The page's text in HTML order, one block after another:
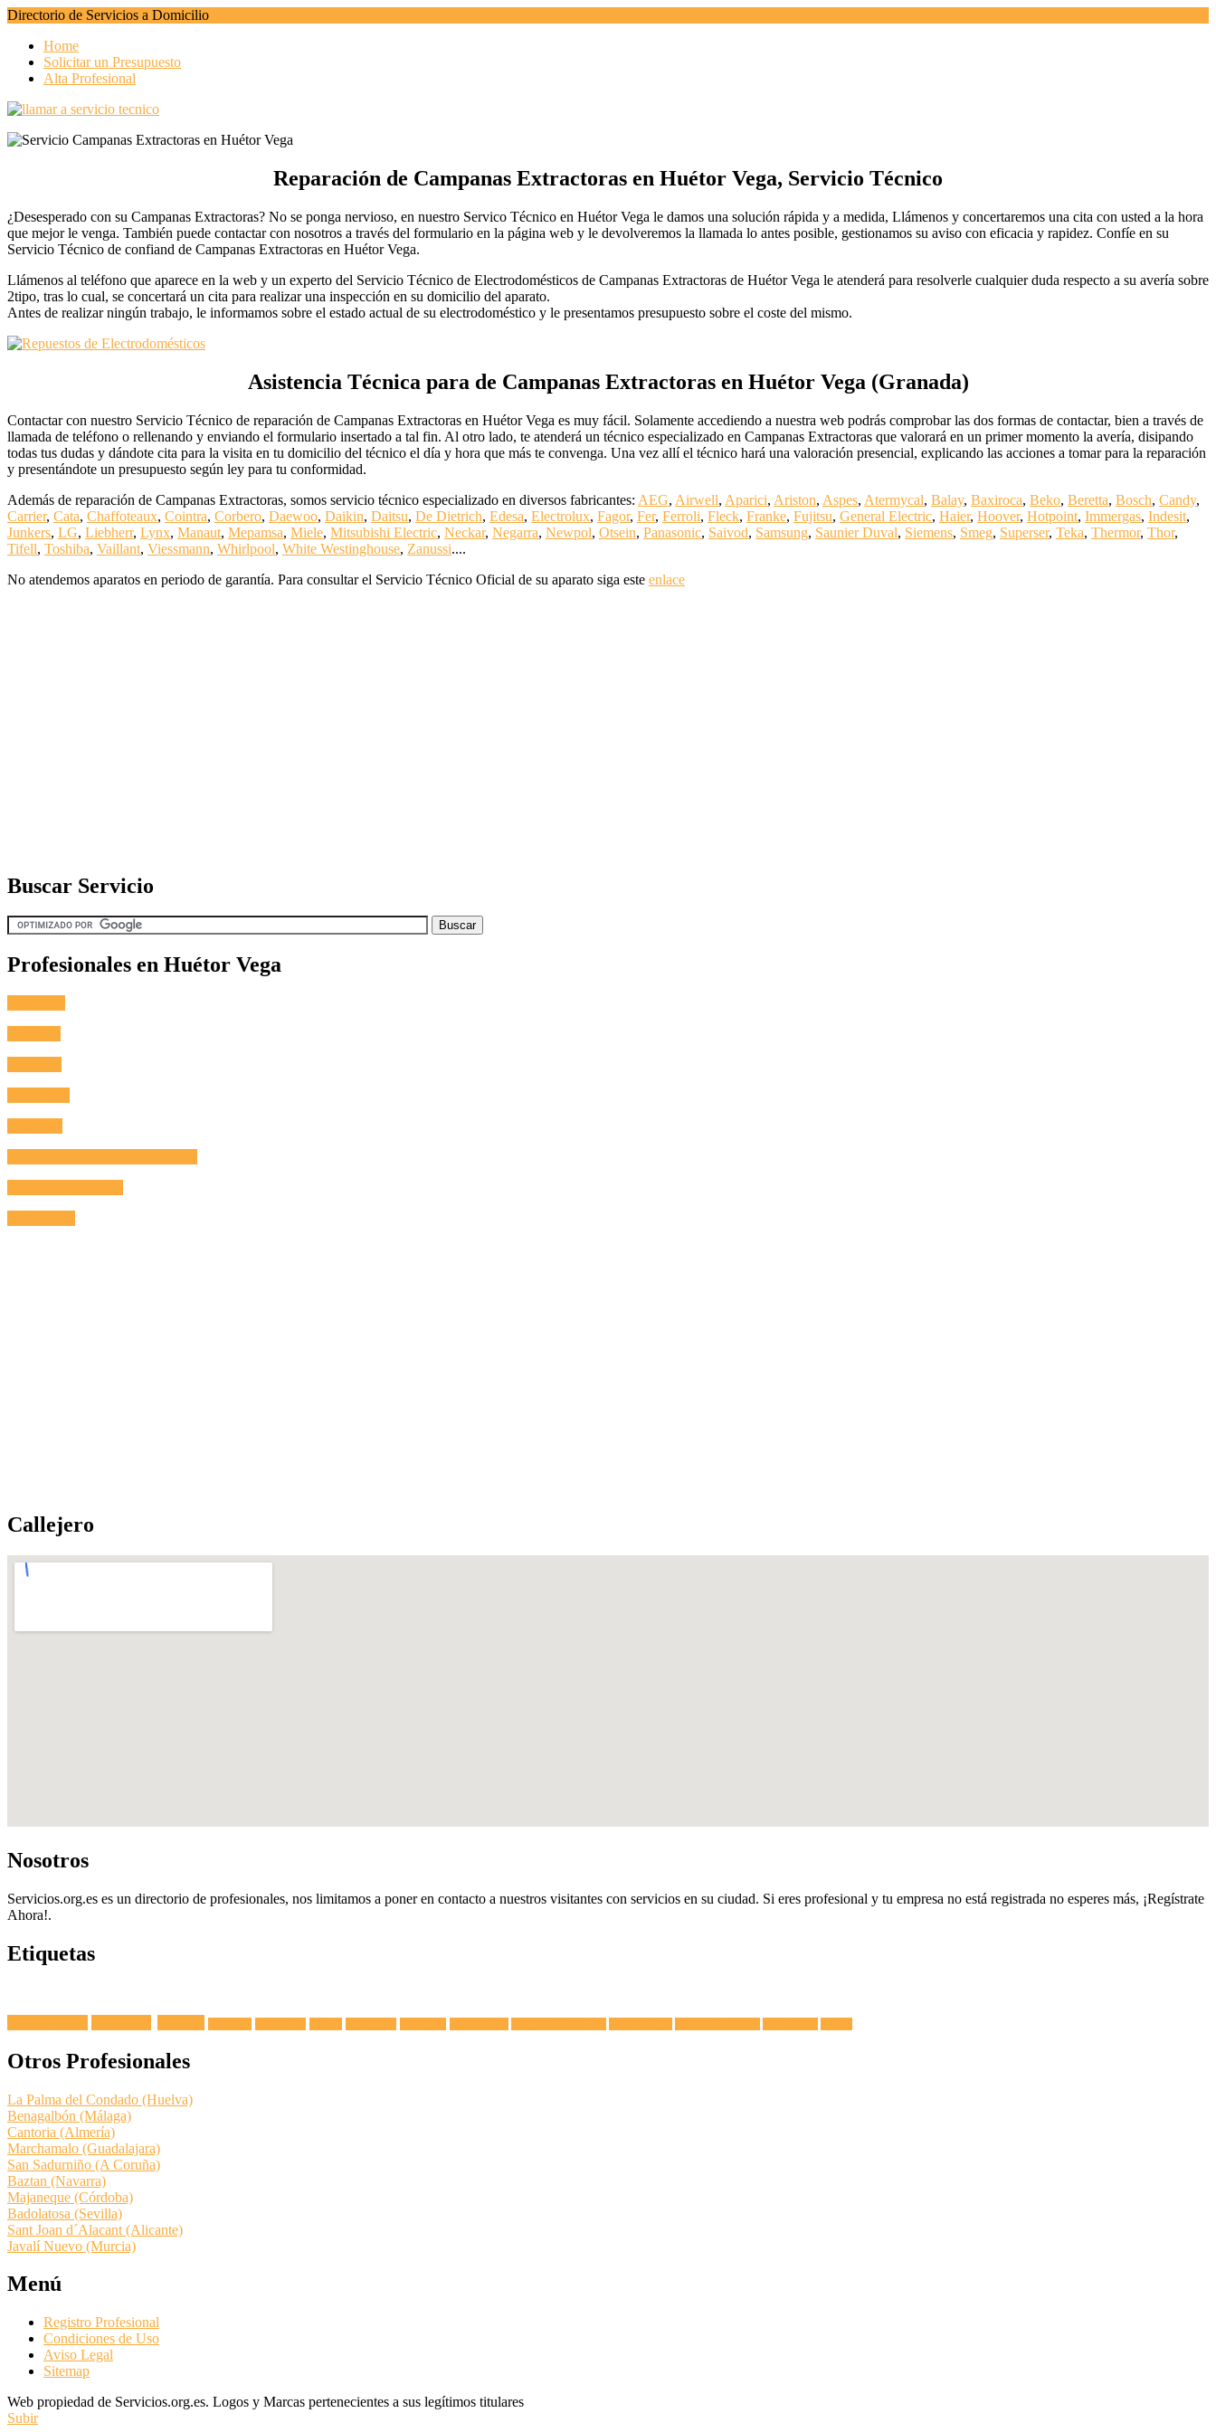
Directorio de Servicios a Domicilio
Home
Solicitar un Presupuesto
Alta Profesional
Reparación de Campanas Extractoras en Huétor Vega, Servicio Técnico
¿Desesperado con su Campanas Extractoras? No se ponga nervioso, en nuestro Servico Técnico en Huétor Vega le damos una solución rápida y a medida, Llámenos y concertaremos una cita con usted a la hora
que mejor le venga. También puede contactar con nosotros a través del formulario en la página web y le devolveremos la llamada lo antes posible, gestionamos su aviso con eficacia y rapidez. Confíe en su
Servicio Técnico de confiand de Campanas Extractoras en Huétor Vega.
Llámenos al teléfono que aparece en la web y un experto del Servicio Técnico de Electrodomésticos de Campanas Extractoras de Huétor Vega le atenderá para resolverle cualquier duda respecto a su avería sobre
2tipo, tras lo cual, se concertará un cita para realizar una inspección en su domicilio del aparato.
Antes de realizar ningún trabajo, le informamos sobre el estado actual de su electrodoméstico y le presentamos presupuesto sobre el coste del mismo.
Asistencia Técnica para de Campanas Extractoras en Huétor Vega (Granada)
Contactar con nuestro Servicio Técnico de reparación de Campanas Extractoras en Huétor Vega es muy fácil. Solamente accediendo a nuestra web podrás comprobar las dos formas de contactar, bien a través de
llamada de teléfono o rellenando y enviando el formulario insertado a tal fin. Al otro lado, te atenderá un técnico especializado en Campanas Extractoras que valorará en un primer momento la avería, disipando
todas tus dudas y dándote cita para la visita en tu domicilio del técnico el día y hora que más te convenga. Una vez allí el técnico hará una valoración presencial, explicando las acciones a tomar para la reparación
y presentándote un presupuesto según ley para tu conformidad.
Además de reparación de Campanas Extractoras, somos servicio técnico especializado en diversos fabricantes: AEG, Airwell, Aparici, Ariston, Aspes, Atermycal, Balay, Baxiroca, Beko, Beretta, Bosch, Candy,
Carrier, Cata, Chaffoteaux, Cointra, Corbero, Daewoo, Daikin, Daitsu, De Dietrich, Edesa, Electrolux, Fagor, Fer, Ferroli, Fleck, Franke, Fujitsu, General Electric, Haier, Hoover, Hotpoint, Immergas, Indesit,
Junkers, LG, Liebherr, Lynx, Manaut, Mepamsa, Miele, Mitsubishi Electric, Neckar, Negarra, Newpol, Otsein, Panasonic, Saivod, Samsung, Saunier Duval, Siemens, Smeg, Superser, Teka, Thermor, Thor,
Tifell, Toshiba, Vaillant, Viessmann, Whirlpool, White Westinghouse, Zanussi....
No atendemos aparatos en periodo de garantía. Para consultar el Servicio Técnico Oficial de su aparato siga este enlace
Buscar Servicio
Profesionales en Huétor Vega
Callejero
Nosotros
Servicios.org.es es un directorio de profesionales, nos limitamos a poner en contacto a nuestros visitantes con servicios en su ciudad. Si eres profesional y tu empresa no está registrada no esperes más, ¡Regístrate
Ahora!.
Etiquetas
Otros Profesionales
La Palma del Condado (Huelva)
Benagalbón (Málaga)
Cantoria (Almería)
Marchamalo (Guadalajara)
San Sadurniño (A Coruña)
Baztan (Navarra)
Majaneque (Córdoba)
Badolatosa (Sevilla)
Sant Joan d´Alacant (Alicante)
Javalí Nuevo (Murcia)
Menú
Registro Profesional
Condiciones de Uso
Aviso Legal
Sitemap
Web propiedad de Servicios.org.es. Logos y Marcas pertenecientes a sus legítimos titulares
Subir